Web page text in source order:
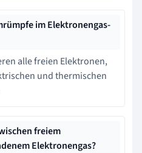
im Elektronengas-
alle freien Elektronen,
und thermischen
freiem
Elektronengas?